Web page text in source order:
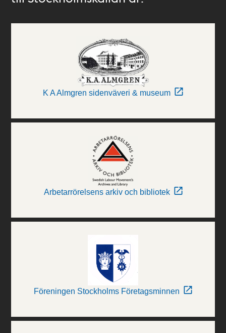
K A Almgren sidenväveri & museum
Arbetarrörelsens arkiv och bibliotek
Föreningen Stockholms Företagsminnen